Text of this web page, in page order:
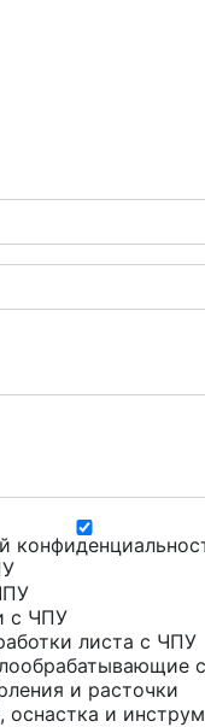
с ЧПУ
листа с ЧПУ
и расточки
оснастка и